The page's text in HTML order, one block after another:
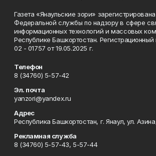
Газета «Янаульские зори»
Федеральной службы по надзору в сфере
информационных технологий и массовых
Республике Башкортостан.
02 - 01757 от 19.05.2025 г.
Телефон
8 (34760) 5-57-42
Эл. почта
yanzori@yandex.ru
Адрес
Республика Башкортостан, г. Янаул, ул.
Рекламная служба
8 (34760) 5-57-43, 5-57-44